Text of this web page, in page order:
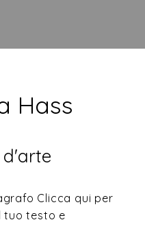
Hass
Clicca qui per
tuo testo e